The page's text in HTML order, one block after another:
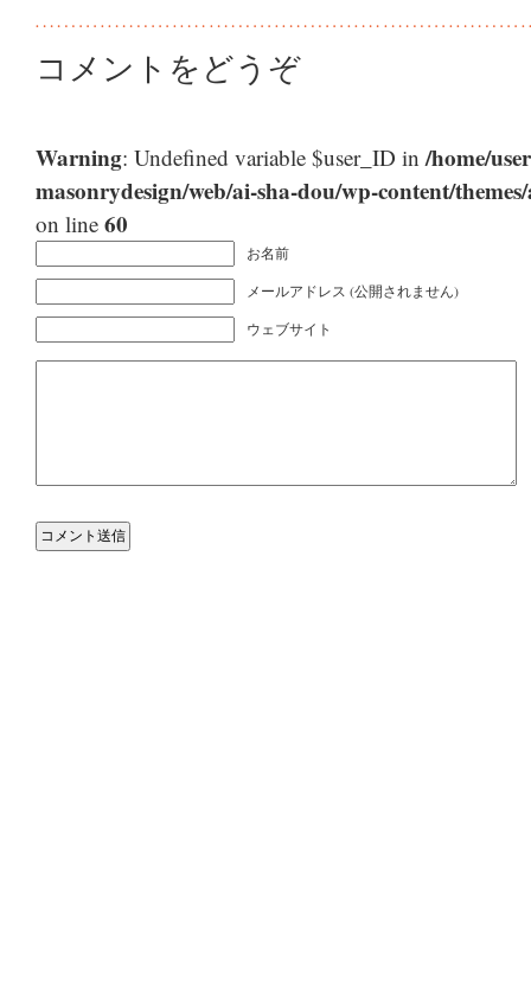
コメントをどうぞ
Warning: Undefined variable $user_ID in/home/
masonrydesign/web/ai-sha-dou/wp-content/
on line 60
お名前
メールアドレス (公開されません)
ウェブサイト